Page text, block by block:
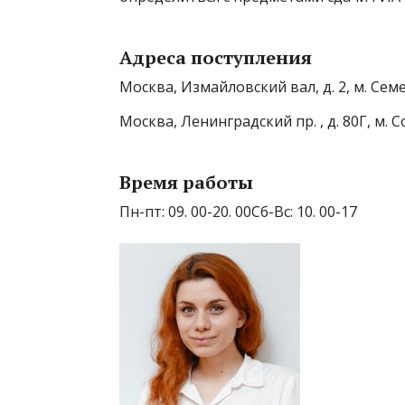
Адреса поступления
Москва, Измайловский вал, д. 2, м.
Москва, Ленинградский пр. , д. 80Г, м.
Время работы
Пн-пт: 09. 00-20. 00Сб-Вс: 10. 00-17